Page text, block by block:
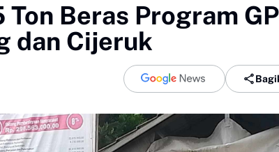
Beras Program
dan Cijeruk